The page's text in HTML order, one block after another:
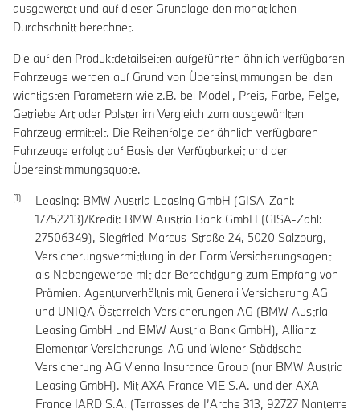
ausgewertet und auf dieser Grundlage den monatlichen
Durchschnitt berechnet.
Die auf den Produktdetailseiten aufgeführten ähnlich verfügbaren
Fahrzeuge werden auf Grund von Übereinstimmungen bei den
wichtigsten Parametern wie z.B. bei Modell, Preis, Farbe, Felge,
Getriebe Art oder Polster im Vergleich zum ausgewählten
Fahrzeug ermittelt. Die Reihenfolge der ähnlich verfügbaren
Fahrzeuge erfolgt auf Basis der Verfügbarkeit und der
Übereinstimmungsquote.
Leasing: BMW Austria Leasing GmbH (GISA-Zahl:
17752213)/Kredit: BMW Austria Bank GmbH (GISA-Zahl:
27506349), Siegfried-Marcus-Straße 24, 5020 Salzburg,
Versicherungsvermittlung in der Form Versicherungsagent
als Nebengewerbe mit der Berechtigung zum Empfang von
Prämien. Agenturverhältnis mit Generali Versicherung AG
und UNIQA Österreich Versicherungen AG (BMW Austria
Leasing GmbH und BMW Austria Bank GmbH), Allianz
Elementar Versicherungs-AG und Wiener Städtische
Versicherung AG Vienna Insurance Group (nur BMW Austria
Leasing GmbH). Mit AXA France VIE S.A. und der AXA
France IARD S.A. (Terrasses de I’Arche 313, 92727 Nanterre